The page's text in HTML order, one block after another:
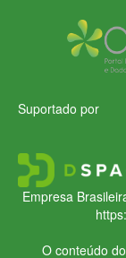
Suportado por
Empresa
O conteúdo